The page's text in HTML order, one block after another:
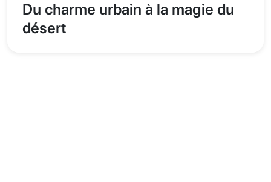
Du charme urbain à la magie du
désert